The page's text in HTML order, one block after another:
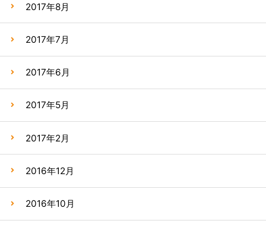
2017年8月
2017年7月
2017年6月
2017年5月
2017年2月
2016年12月
2016年10月